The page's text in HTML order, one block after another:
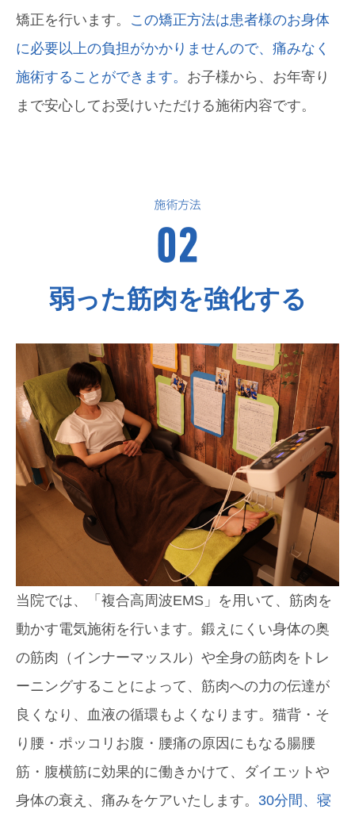
矯正を行います。 この矯正方法は患者様のお身体
に必要以上の負担がかかりませんので、痛みなく
施術することができます。 お子様から、お年寄り
まで安心してお受けいただける施術内容です。
弱った筋肉を強化する
当院では、「複合高周波EMS」を用いて、筋肉を
動かす電気施術を行います。鍛えにくい身体の奥
の筋肉（インナーマッスル）や全身の筋肉をトレ
ーニングすることによって、筋肉への力の伝達が
良くなり、血液の循環もよくなります。猫背・そ
り腰・ポッコリお腹・腰痛の原因にもなる腸腰
筋・腹横筋に効果的に働きかけて、ダイエットや
身体の衰え、痛みをケアいたします。 30分間、寝